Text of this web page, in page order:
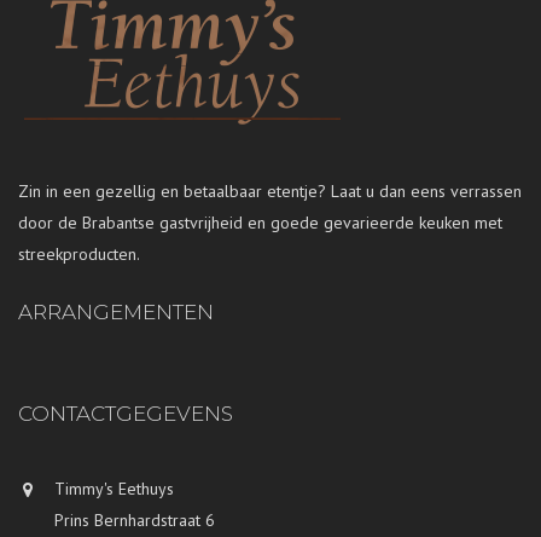
Zin in een gezellig en betaalbaar etentje? Laat u dan eens verrassen
door de Brabantse gastvrijheid en goede gevarieerde keuken met
streekproducten.
ARRANGEMENTEN
CONTACTGEGEVENS
Timmy's Eethuys
Prins Bernhardstraat 6